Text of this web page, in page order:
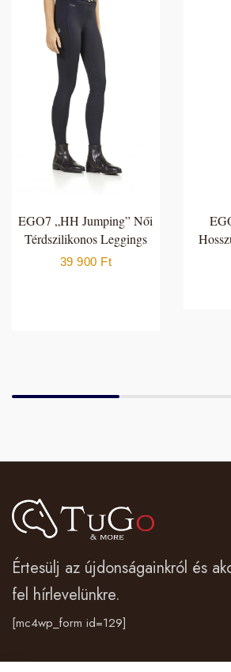
EGO7 „HH Jumping” Női
Térdszilikonos Leggings
39 900 Ft
Értesülj az újdonságainkról és
fel hírlevelünkre.
[mc4wp_form id=129]